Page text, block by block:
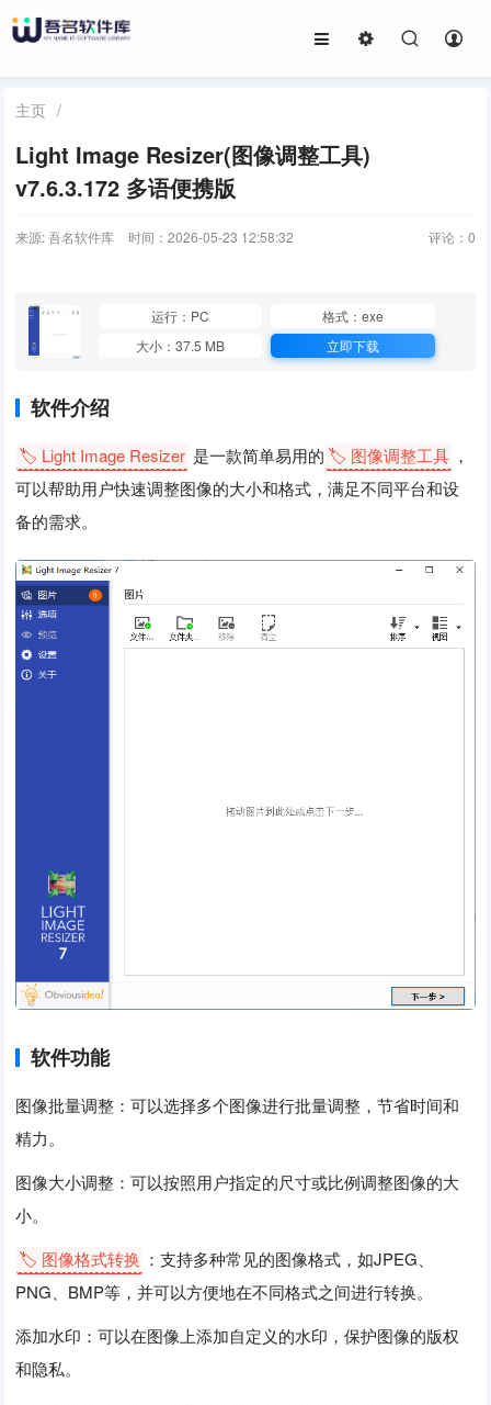
主页 /
Light Image Resizer(图像调整工具)
v7.6.3.172 多语便携版
来源: 吾名软件库 时间：2026-05-23 12:58:32 评论： 0
运行：PC
格式：exe
大小：37.5 MB
立即下载
软件介绍
🏷️ Light Image Resizer 是一款简单易用的 🏷️ 图像调整工具 ，
可以帮助用户快速调整图像的大小和格式，满足不同平台和设
备的需求。
软件功能
图像批量调整：可以选择多个图像进行批量调整，节省时间和
精力。
图像大小调整：可以按照用户指定的尺寸或比例调整图像的大
小。
🏷️ 图像格式转换 ：支持多种常见的图像格式，如JPEG、
PNG、BMP等，并可以方便地在不同格式之间进行转换。
添加水印：可以在图像上添加自定义的水印，保护图像的版权
和隐私。